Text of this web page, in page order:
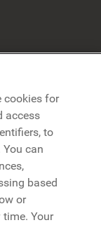
cookies for
access
to
can
based
or
Your